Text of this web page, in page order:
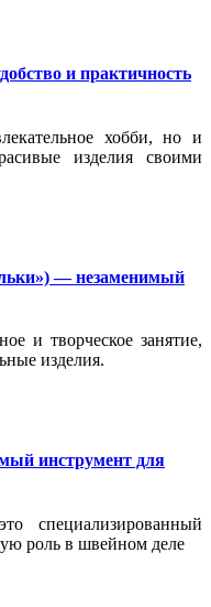
и практичность
хобби, но и
изделия своими
— незаменимый
и творческое занятие,
изделия.
инструмент для
специализированный
роль в швейном деле